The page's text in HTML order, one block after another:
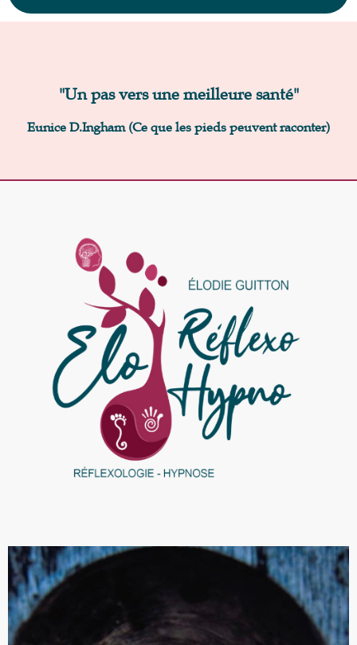
"Un pas vers une meilleure santé"
Eunice D.Ingham (Ce que les pieds peuvent raconter)